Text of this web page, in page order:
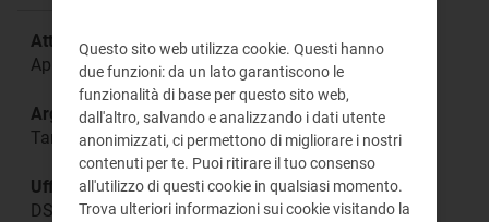
Attività:
Approvazione tariffaria
Argomento:
Tariffe servizio idrico integrato
Ufficio responsabile:
DSID Direzione Sistemi Idrici
Questo sito web utilizza cookie. Questi hanno
due funzioni: da un lato garantiscono le
funzionalità di base per questo sito web,
dall'altro, salvando e analizzando i dati utente
anonimizzati, ci permettono di migliorare i nostri
contenuti per te. Puoi ritirare il tuo consenso
all'utilizzo di questi cookie in qualsiasi momento.
Trova ulteriori informazioni sui cookie visitando la